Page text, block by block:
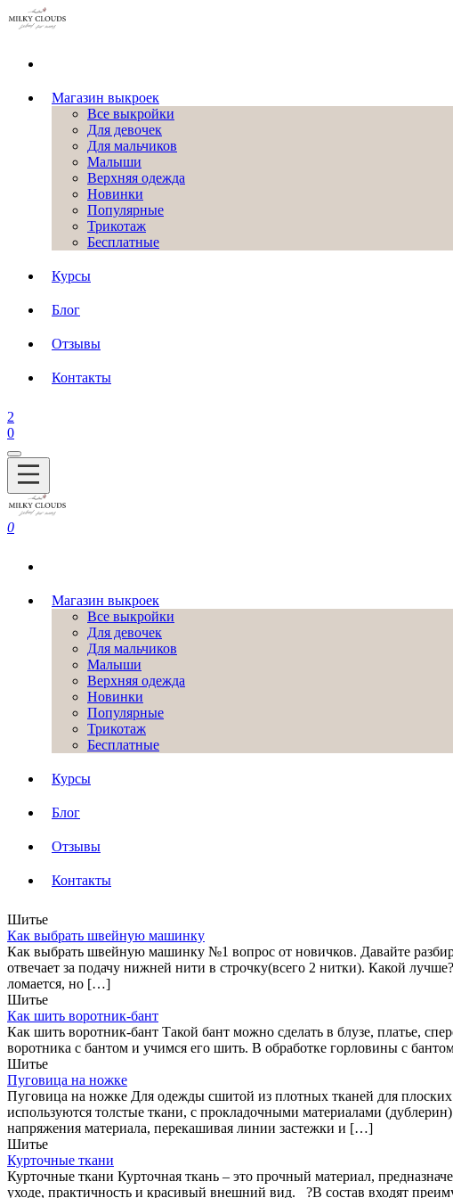
Магазин выкроек
Все выкройки
Для девочек
Для мальчиков
Малыши
Верхняя одежда
Новинки
Популярные
Трикотаж
Бесплатные
Курсы
Блог
Отзывы
Контакты
2
0
0
Магазин выкроек
Все выкройки
Для девочек
Для мальчиков
Малыши
Верхняя одежда
Новинки
Популярные
Трикотаж
Бесплатные
Курсы
Блог
Отзывы
Контакты
Шитье
Как выбрать швейную машинку
Как выбрать швейную машинку №1 вопрос от новичков. Давайте
отвечает за подачу нижней нити в строчку(всего 2 нитки). Какой
ломается, но […]
Шитье
Как шить воротник-бант
Как шить воротник-бант Такой бант можно сделать в блузе, платье,
воротника с бантом и учимся его шить. В обработке горловины с
Шитье
Пуговица на ножке
Пуговица на ножке Для одежды сшитой из плотных тканей для
используются толстые ткани, с прокладочными материалами
напряжения материала, перекашивая линии застежки и […]
Шитье
Курточные ткани
Курточные ткани Курточная ткань – это прочный материал,
уходе, практичность и красивый внешний вид. ?В состав входят